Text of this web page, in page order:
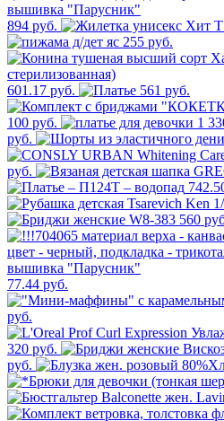
894 руб.
255 руб.
601.17 руб. 561 руб.
100 руб. 1
руб.
руб.
560
77.44 руб.
руб.
320 руб.
руб.